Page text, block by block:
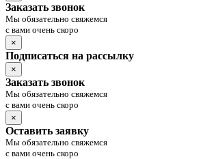
Заказать звонок
Мы обязательно свяжемся
с вами очень скоро
×
Подписаться на рассылку
×
Заказать звонок
Мы обязательно свяжемся
с вами очень скоро
×
Оставить заявку
Мы обязательно свяжемся
с вами очень скоро